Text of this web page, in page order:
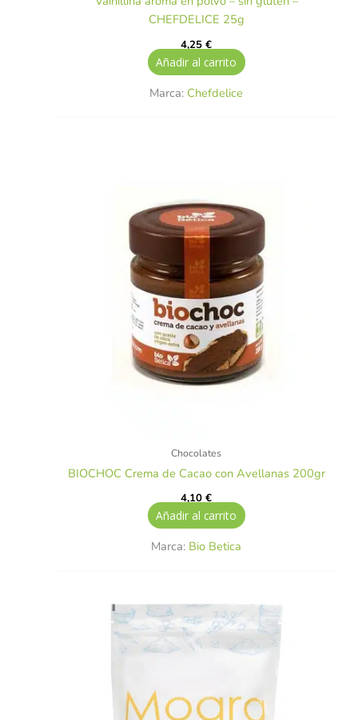
CHEFDELICE 25g
4,25€
Añadir al carrito
Marca: Chefdelice
Chocolates
BIOCHOC Crema de Cacao con Avellanas 200gr
4,10€
Añadir al carrito
Marca: Bio Betica